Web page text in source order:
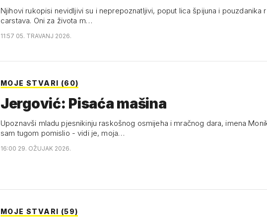
Njihovi rukopisi nevidljivi su i neprepoznatljivi, poput lica špijuna i pouzdanika
carstava. Oni za života m…
11:57 05. TRAVANJ 2026.
MOJE STVARI (60)
Jergović: Pisaća mašina
Upoznavši mladu pjesnikinju raskošnog osmijeha i mračnog dara, imena
sam tugom pomislio - vidi je, moja…
16:00 29. OŽUJAK 2026.
MOJE STVARI (59)